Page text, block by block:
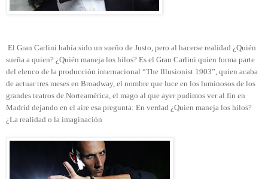
El Gran Carlini había sido un sueño de Justo, pero al hacerse realidad ¿Quién
sueña a quien? ¿Quién maneja los hilos? Es el Gran Carlini quien forma parte
del elenco de la producción internacional “The Illusionist 1903”, quien acaba
de actuar tres meses en Broadway, el nombre que luce en los luminosos de los
grandes teatros de Norteamérica, el mago al que ayer pudimos ver al fin en
Madrid dejando en el aire esa pregunta: En verdad ¿Quien maneja los hilos?
¿La realidad o la imaginación